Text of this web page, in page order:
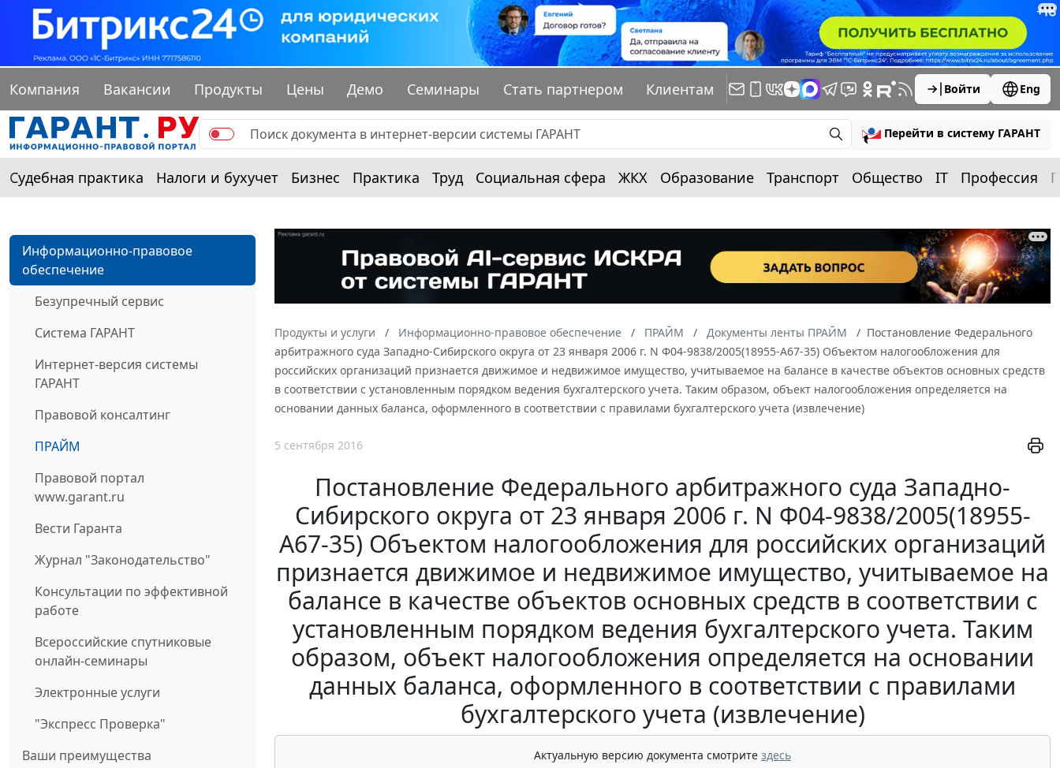
Компания Вакансии Продукты Цены Демо Семинары Стать партнером Клиентам Войти Eng
Перейти в систему ГАРАНТ
Судебная практика Налоги и бухучет Бизнес Практика Труд Социальная сфера ЖКХ Образование Транспорт Общество IT Профессия
Информационно-правовое
обеспечение
Безупречный сервис
Система ГАРАНТ
Интернет-версия системы
ГАРАНТ
Правовой консалтинг
ПРАЙМ
Правовой портал
www.garant.ru
Вести Гаранта
Журнал "Законодательство"
Консультации по эффективной
работе
Всероссийские спутниковые
онлайн-семинары
Электронные услуги
"Экспресс Проверка"
Ваши преимущества
Продукты и услуги Информационно-правовое обеспечение ПРАЙМ Документы ленты ПРАЙМ
Постановление Федерального
арбитражного суда Западно-Сибирского округа от 23 января 2006 г. N Ф04-9838/2005(18955-А67-35) Объектом налогообложения для
российских организаций признается движимое и недвижимое имущество, учитываемое на балансе в качестве объектов основных средств
в соответствии с установленным порядком ведения бухгалтерского учета. Таким образом, объект налогообложения определяется на
основании данных баланса, оформленного в соответствии с правилами бухгалтерского учета (извлечение)
5 сентября 2016
Постановление Федерального арбитражного суда Западно-
Сибирского округа от 23 января 2006 г. N Ф04-9838/2005(18955-
А67-35) Объектом налогообложения для российских организаций
признается движимое и недвижимое имущество, учитываемое на
балансе в качестве объектов основных средств в соответствии с
установленным порядком ведения бухгалтерского учета. Таким
образом, объект налогообложения определяется на основании
данных баланса, оформленного в соответствии с правилами
бухгалтерского учета (извлечение)
Актуальную версию документа смотрите здесь